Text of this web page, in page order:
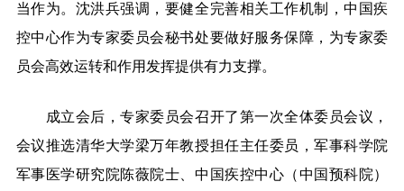
当作为。沈洪兵强调，要健全完善相关工作机制，中国疾
控中心作为专家委员会秘书处要做好服务保障，为专家委
员会高效运转和作用发挥提供有力支撑。
成立会后，专家委员会召开了第一次全体委员会议，
会议推选清华大学梁万年教授担任主任委员，军事科学院
军事医学研究院陈薇院士、中国疾控中心（中国预科院）